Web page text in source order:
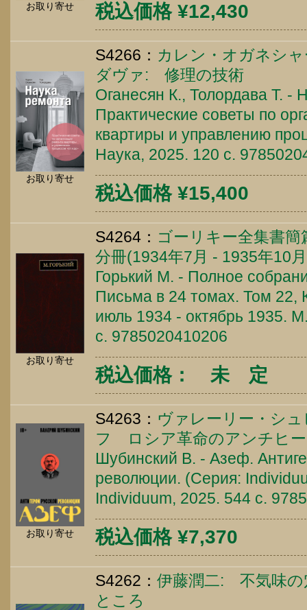
お取り寄せ 税込価格 ¥12,430
お取り寄せ
S4266： カレン・オガネシ
ダヴァ: 修理の技術
Оганесян К., Толордава Т. -
Практические советы по
квартиры и управлению
Наука, 2025. 120 c.
税込価格 ¥15,400
お取り寄せ
S4264： ゴーリキー全集書
分冊(1934年7月 - 1935年10
Горький М. - Полное
Письма в 24 томах. Том 22,
июль 1934 - октябрь 1935.
c. 9785020410206
税込価格： 未 定
お取り寄せ
S4263： ヴァレーリー・シ
フ ロシア革命のアンチヒ
Шубинский В. - Азеф.
революции. (Серия:
Individuum, 2025. 544 c.
税込価格 ¥7,370
S4262： 伊藤潤二: 不気味
ところ